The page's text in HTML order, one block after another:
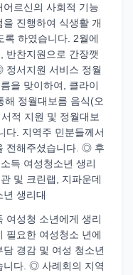
르신의 사회적 기능
진행하여 식생활 개
록 하였습니다. 2월에
반찬지원으로 간장깻
정서지원 서비스 정월
을 맞이하여, 클라이
해 정월대보름 음식(오
적 지원 및 정월대보
다. 지역주 민분들께서
전해주셨습니다. ◎ 후
득 여성청소년 생리
및 크린랩, 지파운데
생리대
여성청 소년에게 생리
필요한 여성청소 년에
경감 및 여성 청소년
니다. ◎ 사례회의 지역